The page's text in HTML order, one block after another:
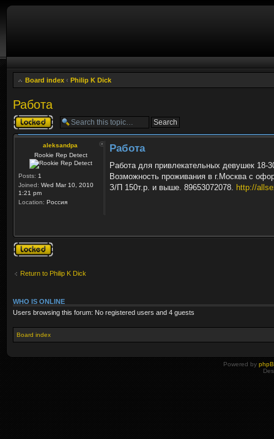
Board index ‹ Philip K Dick
Работа
Topic locked
aleksandpa
Rookie Rep Detect
Posts: 1
Joined: Wed Mar 10, 2010
1:21 pm
Location: Россия
Работа
Работа для привлекательных девушек 18-
Возможность проживания в г.Москва с
З/П 150т.р. и выше. 89653072078. http://
Topic locked
Return to Philip K Dick
WHO IS ONLINE
Users browsing this forum: No registered users and 4 guests
Board index
Powered by